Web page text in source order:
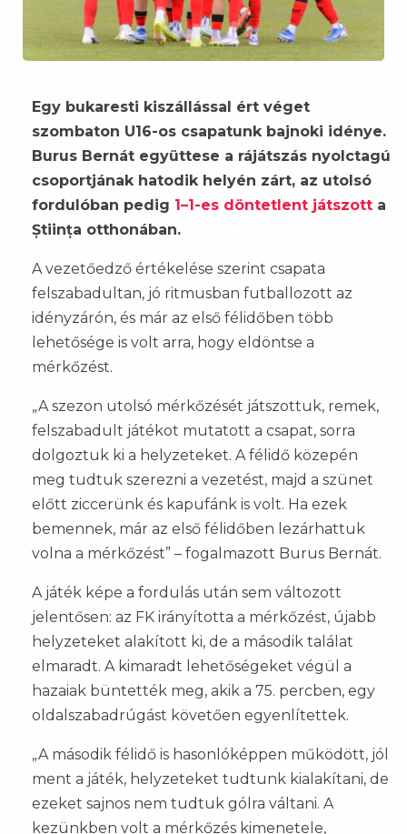
Egy bukaresti kiszállással ért véget
szombaton U16-os csapatunk bajnoki idénye.
Burus Bernát együttese a rájátszás nyolctagú
csoportjának hatodik helyén zárt, az utolsó
fordulóban pedig 1–1-es döntetlent játszott a
Știința otthonában.
A vezetőedző értékelése szerint csapata
felszabadultan, jó ritmusban futballozott az
idényzárón, és már az első félidőben több
lehetősége is volt arra, hogy eldöntse a
mérkőzést.
„A szezon utolsó mérkőzését játszottuk, remek,
felszabadult játékot mutatott a csapat, sorra
dolgoztuk ki a helyzeteket. A félidő közepén
meg tudtuk szerezni a vezetést, majd a szünet
előtt ziccerünk és kapufánk is volt. Ha ezek
bemennek, már az első félidőben lezárhattuk
volna a mérkőzést” – fogalmazott Burus Bernát.
A játék képe a fordulás után sem változott
jelentősen: az FK irányította a mérkőzést, újabb
helyzeteket alakított ki, de a második találat
elmaradt. A kimaradt lehetőségeket végül a
hazaiak büntették meg, akik a 75. percben, egy
oldalszabadrúgást követően egyenlítettek.
„A második félidő is hasonlóképpen működött, jól
ment a játék, helyzeteket tudtunk kialakítani, de
ezeket sajnos nem tudtuk gólra váltani. A
kezünkben volt a mérkőzés kimenetele,